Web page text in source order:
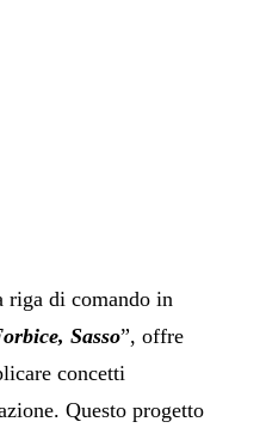
riga di comando in
Sasso”, offre
concetti
Questo progetto